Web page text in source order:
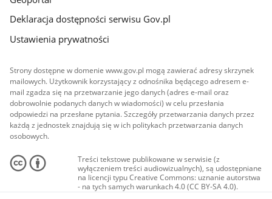
Deklaracja dostępności serwisu Gov.pl
Ustawienia prywatności
Strony dostępne w domenie www.gov.pl mogą zawierać adresy skrzynek
mailowych. Użytkownik korzystający z odnośnika będącego adresem e-
mail zgadza się na przetwarzanie jego danych (adres e-mail oraz
dobrowolnie podanych danych w wiadomości) w celu przesłania
odpowiedzi na przesłane pytania. Szczegóły przetwarzania danych przez
każdą z jednostek znajdują się w ich politykach przetwarzania danych
osobowych.
Treści tekstowe publikowane w serwisie (z
wyłączeniem treści audiowizualnych), są udostępniane
na licencji typu Creative Commons: uznanie autorstwa
- na tych samych warunkach 4.0 (CC BY-SA 4.0).
Materiały audiowizualne, w tym zdjęcia, materiały